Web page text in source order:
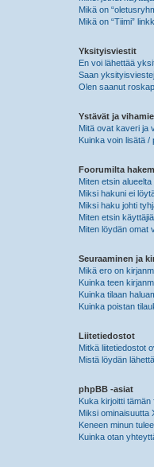
Mikä on
Mikä on “Tiimi”
Yksityisviestit
En voi lähettää
Saan
Olen saanut
Ystävät ja
Mitä ovat kaveri ja
Kuinka voin lisätä /
Foorumilta
Miten etsin alueelta
Miksi hakuni ei
Miksi haku johti
Miten etsin
Miten löydän omat
Seuraaminen ja
Mikä ero on
Kuinka teen
Kuinka tilaan
Kuinka poistan
Liitetiedostot
Mitkä liitetiedostot
Mistä löydän
phpBB -asiat
Kuka kirjoitti
Miksi ominaisuutta
Keneen minun
Kuinka otan